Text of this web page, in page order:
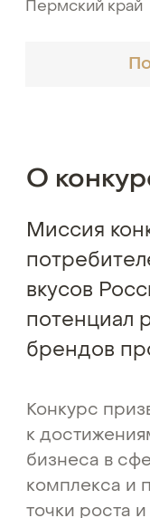
Пермский край
О
Миссия
вкусов
потенциал
брендов
Конкурс
к
бизнеса в
комплекса и
точки роста